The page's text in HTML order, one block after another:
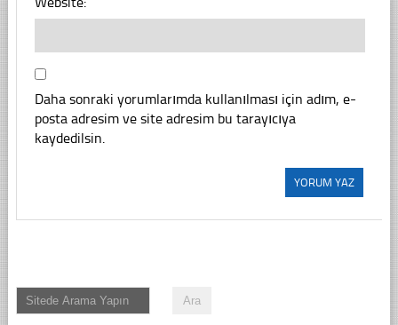
Daha sonraki yorumlarımda kullanılması için adım, e-
posta adresim ve site adresim bu tarayıcıya
kaydedilsin.